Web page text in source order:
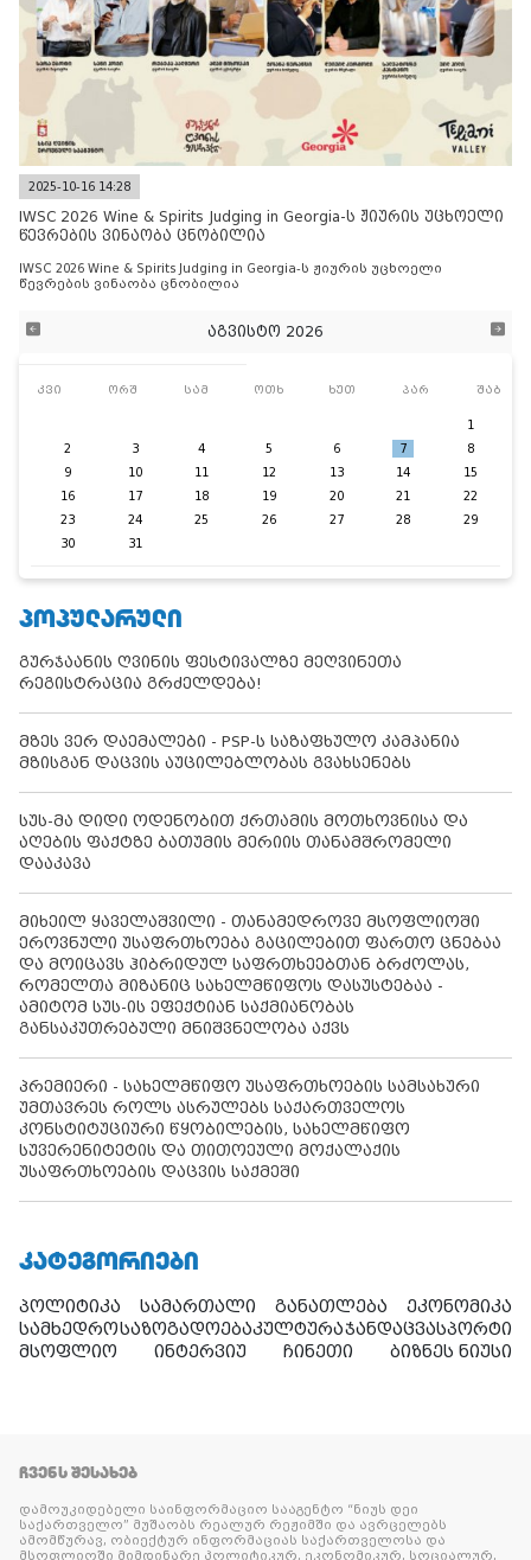
2025-10-16 14:28
IWSC 2026 Wine & Spirits Judging in Georgia-ს ჟიურის უცხოელი
წევრების ვინაობა ცნობილია
IWSC 2026 Wine & Spirits Judging in Georgia-ს ჟიურის უცხოელი
წევრების ვინაობა ცნობილია
აგვისტო 2026
კვი ორშ სამ ოთხ ხუთ პარ შაბ
1
2
3 4 5 6 7
8
9
10 11 12 13 14
15
16
17 18 19 20 21
22
23
24 25 26 27 28
29
30
31
ᲞᲝᲞᲣᲚᲐᲠᲣᲚᲘ
გურჯაანის ღვინის ფესტივალზე მეღვინეთა
რეგისტრაცია გრძელდება!
მზეს ვერ დაემალები - PSP-ს საზაფხულო კამპანია
მზისგან დაცვის აუცილებლობას გვახსენებს
სუს-მა დიდი ოდენობით ქრთამის მოთხოვნისა და
აღების ფაქტზე ბათუმის მერიის თანამშრომელი
დააკავა
მიხეილ ყაველაშვილი - თანამედროვე მსოფლიოში
ეროვნული უსაფრთხოება გაცილებით ფართო ცნებაა
და მოიცავს ჰიბრიდულ საფრთხეებთან ბრძოლას,
რომელთა მიზანიც სახელმწიფოს დასუსტებაა -
ამიტომ სუს-ის ეფექტიან საქმიანობას
განსაკუთრებული მნიშვნელობა აქვს
პრემიერი - სახელმწიფო უსაფრთხოების სამსახური
უმთავრეს როლს ასრულებს საქართველოს
კონსტიტუციური წყობილების, სახელმწიფო
სუვერენიტეტის და თითოეული მოქალაქის
უსაფრთხოების დაცვის საქმეში
ᲙᲐᲢᲔᲒᲝᲠᲘᲔᲑᲘ
პოლიტიკა სამართალი განათლება
ეკონომიკა
სამხედროსაზოგადოებაკულტურაჯანდაცვასპორტი
მსოფლიო
ინტერვიუ ჩინეთი ბიზნეს ნიუსი
ᲩᲕᲔᲜᲡ ᲨᲔᲡᲐᲮᲔᲑ
დამოუკიდებელი საინფორმაციო სააგენტო “ნიუს დეი
საქართველო” მუშაობს რეალურ რეჟიმში და ავრცელებს
ამომწურავ, ობიექტურ ინფორმაციას საქართველოსა და
მსოფლიოში მიმდინარე პოლიტიკურ, ეკონომიკურ, სოციალურ,